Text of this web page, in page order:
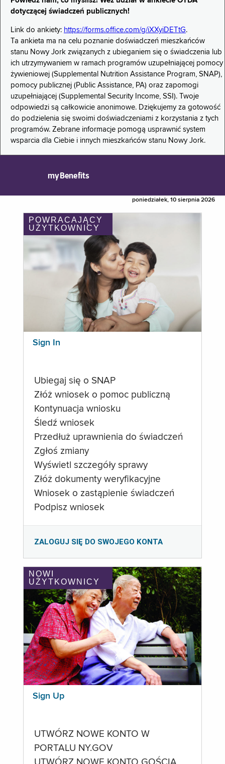
dotyczącej świadczeń publicznych!
Link do ankiety: https://forms.office.com/g/iXXyiDETtG.
Ta ankieta ma na celu poznanie doświadczeń mieszkańców
stanu Nowy Jork związanych z ubieganiem się o świadczenia lub
ich utrzymywaniem w ramach programów uzupełniającej pomocy
żywieniowej (Supplemental Nutrition Assistance Program, SNAP),
pomocy publicznej (Public Assistance, PA) oraz zapomogi
uzupełniającej (Supplemental Security Income, SSI). Twoje
odpowiedzi są całkowicie anonimowe. Dziękujemy za gotowość
do podzielenia się swoimi doświadczeniami z korzystania z tych
programów. Zebrane informacje pomogą usprawnić system
wsparcia dla Ciebie i innych mieszkańców stanu Nowy Jork.
myBenefits
poniedziałek, 10 sierpnia 2026
POWRACAJĄCY
UŻYTKOWNICY
Sign In
Ubiegaj się o SNAP
Złóż wniosek o pomoc publiczną
Kontynuacja wniosku
Śledź wniosek
Przedłuż uprawnienia do świadczeń
Zgłoś zmiany
Wyświetl szczegóły sprawy
Złóż dokumenty weryfikacyjne
Wniosek o zastąpienie świadczeń
Podpisz wniosek
ZALOGUJ SIĘ DO SWOJEGO KONTA
NOWI
UŻYTKOWNICY
Sign Up
UTWÓRZ NOWE KONTO W
PORTALU NY.GOV